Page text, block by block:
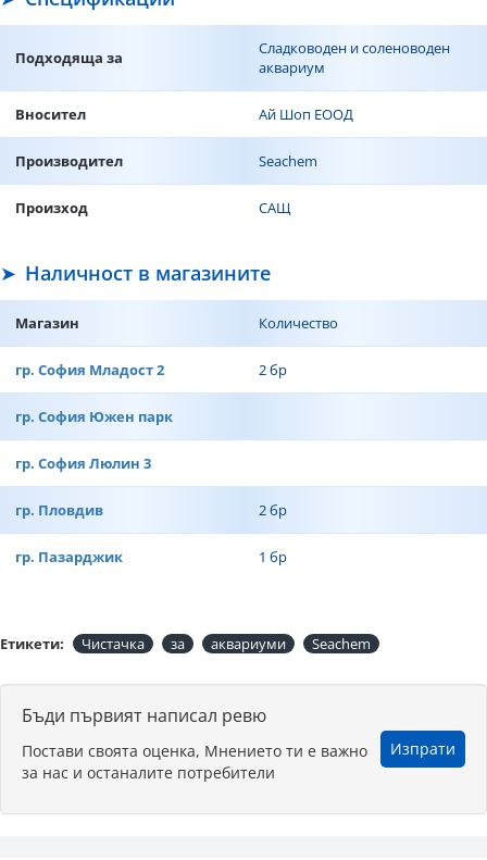
Подходяща за
Сладководен и соленоводен
аквариум
Вносител Ай Шоп ЕООД
Производител Seachem
Произход САЩ
Наличност в магазините
Магазин Количество
гр. София Младост 2 2 бр
гр. София Южен парк
гр. София Люлин 3
гр. Пловдив 2 бр
гр. Пазарджик 1 бр
Етикети: Чистачка за аквариуми Seachem
Бъди първият написал ревю
Постави своята оценка, Мнението ти е важно
за нас и останалите потребители
Изпрати